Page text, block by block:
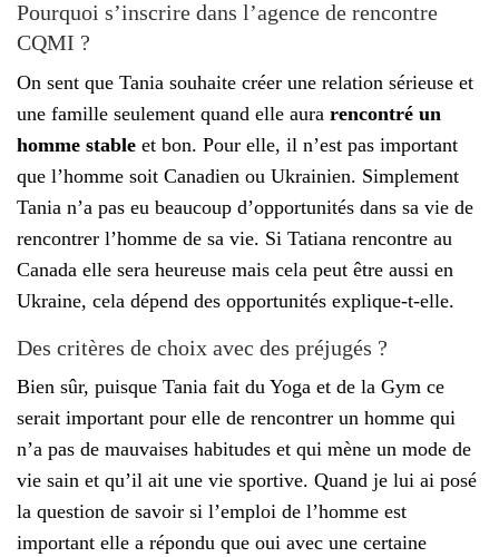
Pourquoi s’inscrire dans l’agence de rencontre
CQMI ?
On sent que Tania souhaite créer une relation sérieuse et
une famille seulement quand elle aura rencontré un
homme stable et bon. Pour elle, il n’est pas important
que l’homme soit Canadien ou Ukrainien. Simplement
Tania n’a pas eu beaucoup d’opportunités dans sa vie de
rencontrer l’homme de sa vie. Si Tatiana rencontre au
Canada elle sera heureuse mais cela peut être aussi en
Ukraine, cela dépend des opportunités explique-t-elle.
Des critères de choix avec des préjugés ?
Bien sûr, puisque Tania fait du Yoga et de la Gym ce
serait important pour elle de rencontrer un homme qui
n’a pas de mauvaises habitudes et qui mène un mode de
vie sain et qu’il ait une vie sportive. Quand je lui ai posé
la question de savoir si l’emploi de l’homme est
important elle a répondu que oui avec une certaine